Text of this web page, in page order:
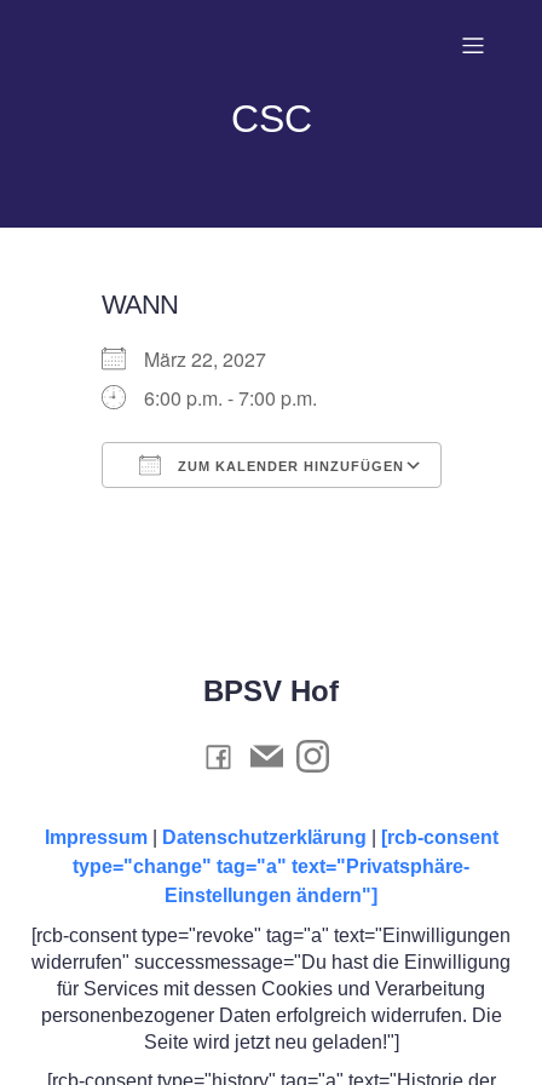
CSC
WANN
März 22, 2027
6:00 p.m. - 7:00 p.m.
ZUM KALENDER HINZUFÜGEN
BPSV Hof
Impressum Datenschutzerklärung
[rcb-consent
type="change" tag="a" text="Privatsphäre-
Einstellungen ändern"]
[rcb-consent type="revoke" tag="a" text="Einwilligungen
widerrufen" successmessage="Du hast die Einwilligung
für Services mit dessen Cookies und Verarbeitung
personenbezogener Daten erfolgreich widerrufen. Die
Seite wird jetzt neu geladen!"]
[rcb-consent type="history" tag="a" text="Historie der